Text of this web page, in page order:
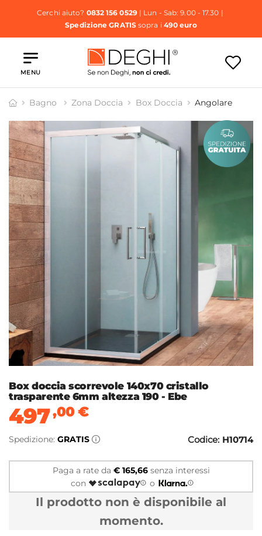
Cerchi aiuto? 0832 156 0529| Lun - Sab: 9.00 - 17.30 |
Spedizione GRATISsopra i 490 euro
MENU
Bagno Zona Doccia Box Doccia Angolare
Box doccia scorrevole 140x70 cristallo
trasparente 6mm altezza 190 - Ebe
497,00€
Spedizione: GRATIS Codice: H10714
Paga a rate da € 165,66senza interessi
con
o
Il prodotto non è disponibile al
momento.